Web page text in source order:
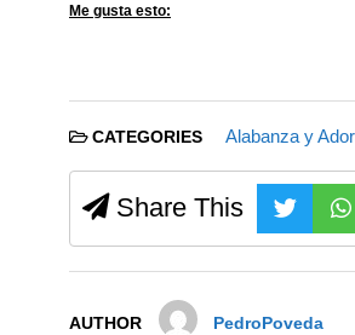
Me gusta esto:
CATEGORIES Alabanza y
Share This
AUTHOR PedroPoveda